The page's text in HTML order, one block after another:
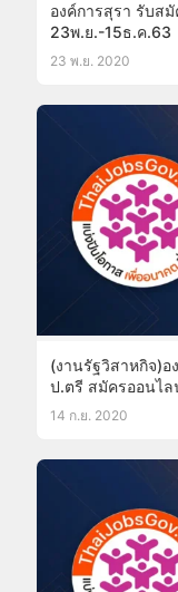
องค์การสุรา รับส
23พ.ย.-15ธ.ค.63
23 พ.ย. 2020
(งานรัฐวิสาหกิจ)
ป.ตรี สมัครออนไ
14 ก.ย. 2020